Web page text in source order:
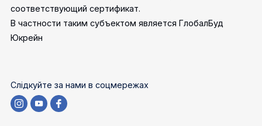
соответствующий сертификат.
В частности таким субъектом является ГлобалБуд
Юкрейн
Слідкуйте за нами в соцмережах